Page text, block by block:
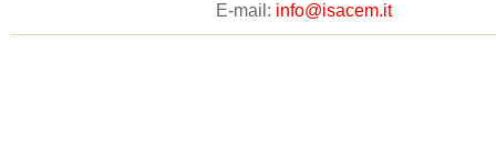
E-mail: info@isacem.it